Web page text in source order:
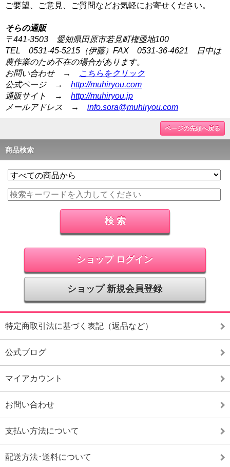
ご要望、ご意見、ご質問などお気軽にお寄せください。
そらの通販
〒441-3503 愛知県田原市若見町権亟地100
TEL 0531-45-5215（伊藤）FAX 0531-36-4621 日中は
農作業のため不在の場合があります。
お問い合わせ →
こちらをクリック
公式ページ → http://muhiryou.com
通販サイト → http://muhiryou.jp
メールアドレス → info.sora@muhiryou.com
ページの先頭へ戻る
商品検索
ショップ ログイン
ショップ 新規会員登録
特定商取引法に基づく表記（返品など）
公式ブログ
マイアカウント
お問い合わせ
支払い方法について
配送方法･送料について